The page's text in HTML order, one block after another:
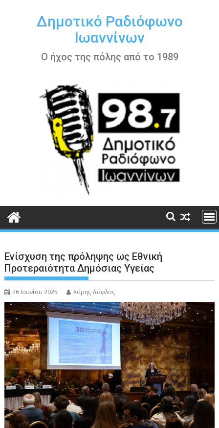
περιεχόμενοΔημοτικό Ραδιόφωνο
Ιωαννίνων
Ο ήχος της πόλης από το 1989
Ενίσχυση της πρόληψης ως Εθνική
Προτεραιότητα Δημόσιας Υγείας
26 Ιουνίου 2025 Χάρης Δάφλος